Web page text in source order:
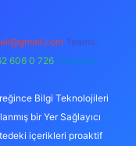
Teams:
606 0 726 Telegram:
Bilgi Teknolojileri
bir Yer Sağlayıcı
içerikleri proaktif